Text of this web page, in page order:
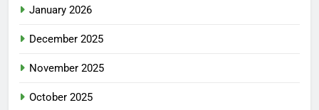
January 2026
December 2025
November 2025
October 2025